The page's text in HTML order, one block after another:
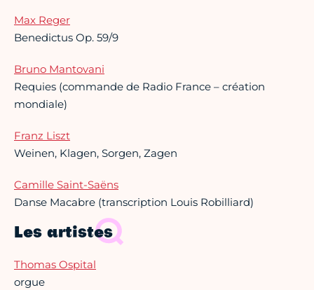
Max Reger
Benedictus Op. 59/9
Bruno Mantovani
Requies (commande de Radio France – création
mondiale)
Franz Liszt
Weinen, Klagen, Sorgen, Zagen
Camille Saint-Saëns
Danse Macabre (transcription Louis Robilliard)
Les artistes
Thomas Ospital
orgue